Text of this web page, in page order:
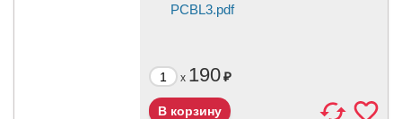
PCBL3.pdf
x 190₽